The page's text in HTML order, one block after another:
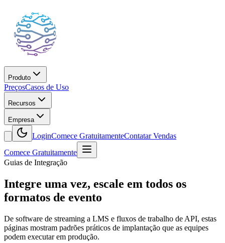
Produto
PreçosCasos de Uso
Recursos
Empresa
LoginComece GratuitamenteContatar Vendas
Comece Gratuitamente
Guias de Integração
Integre uma vez, escale em todos os
formatos de evento
De software de streaming a LMS e fluxos de trabalho de API, estas
páginas mostram padrões práticos de implantação que as equipes
podem executar em produção.